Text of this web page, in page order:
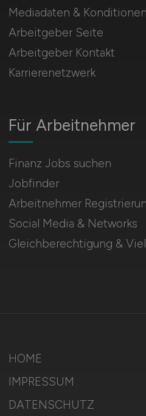
Für Arbeitnehmer
Finanz Jobs suchen
Jobfinder
Arbeitnehmer
Social Media & Networks
Gleichberechtigung &
Mediadaten & Konditionen
Arbeitgeber Seite
Arbeitgeber Kontakt
Karrierenetzwerk
HOME
IMPRESSUM
DATENSCHUTZ